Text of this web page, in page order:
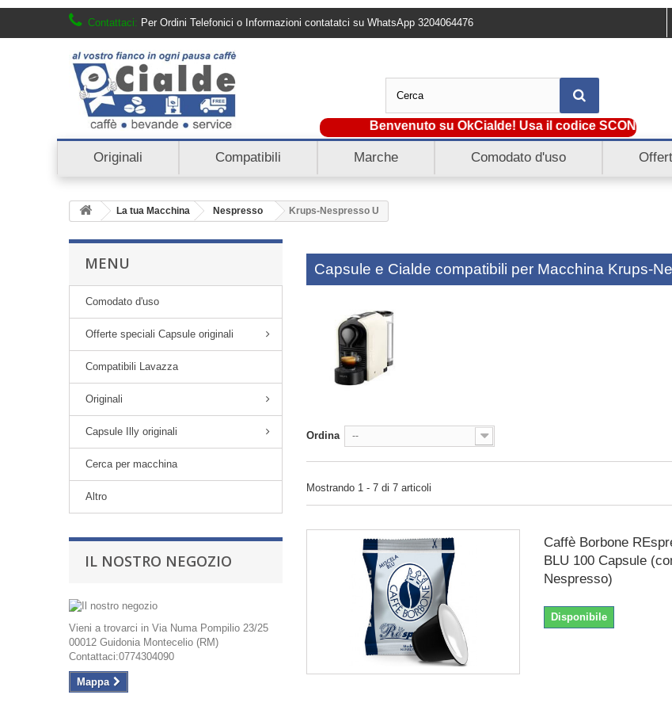
Contattaci: Per Ordini Telefonici o Informazioni contatatci su WhatsApp 3204064476
Benvenuto su OkCialde! Usa il codice SCONTO5 e
Originali Compatibili Marche Comodato d'uso
La tua Macchina Nespresso Krups-Nespresso U
MENU
Comodato d'uso
Offerte speciali Capsule originali
Compatibili Lavazza
Originali
Capsule Illy originali
Cerca per macchina
Altro
IL NOSTRO NEGOZIO
Vieni a trovarci in Via Numa Pompilio 23/25
00012 Guidonia Montecelio (RM)
Contattaci:0774304090
Mappa
Capsule e Cialde compatibili per Macchina Krups-
Ordina --
Mostrando 1 - 7 di 7 articoli
Caffè Borbone
BLU 100 Capsule
Nespresso)
Disponibile